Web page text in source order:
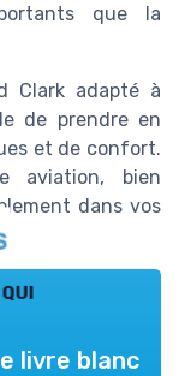
que la
Clark adapté à
de prendre en
et de confort.
aviation, bien
dans vos
livre blanc